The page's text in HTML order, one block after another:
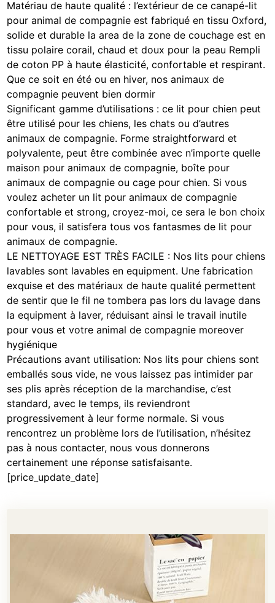
Matériau de haute qualité : l’extérieur de ce canapé-lit
pour animal de compagnie est fabriqué en tissu Oxford,
solide et durable la area de la zone de couchage est en
tissu polaire corail, chaud et doux pour la peau Rempli
de coton PP à haute élasticité, confortable et respirant.
Que ce soit en été ou en hiver, nos animaux de
compagnie peuvent bien dormir
Significant gamme d’utilisations : ce lit pour chien peut
être utilisé pour les chiens, les chats ou d’autres
animaux de compagnie. Forme straightforward et
polyvalente, peut être combinée avec n’importe quelle
maison pour animaux de compagnie, boîte pour
animaux de compagnie ou cage pour chien. Si vous
voulez acheter un lit pour animaux de compagnie
confortable et strong, croyez-moi, ce sera le bon choix
pour vous, il satisfera tous vos fantasmes de lit pour
animaux de compagnie.
LE NETTOYAGE EST TRÈS FACILE : Nos lits pour chiens
lavables sont lavables en equipment. Une fabrication
exquise et des matériaux de haute qualité permettent
de sentir que le fil ne tombera pas lors du lavage dans
la equipment à laver, réduisant ainsi le travail inutile
pour vous et votre animal de compagnie moreover
hygiénique
Précautions avant utilisation: Nos lits pour chiens sont
emballés sous vide, ne vous laissez pas intimider par
ses plis après réception de la marchandise, c’est
standard, avec le temps, ils reviendront
progressivement à leur forme normale. Si vous
rencontrez un problème lors de l’utilisation, n’hésitez
pas à nous contacter, nous vous donnerons
certainement une réponse satisfaisante.
[price_update_date]